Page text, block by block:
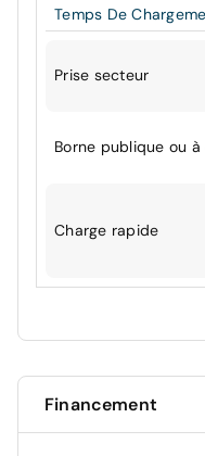
Temps De
Prise secteur
Borne publique ou
Charge rapide
Financement